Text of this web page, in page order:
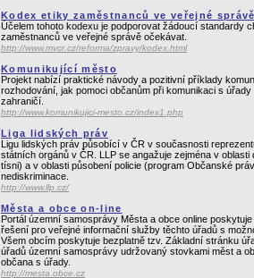
Kodex etiky zaměstnanců ve veřejné
Účelem tohoto kodexu je podporovat žádoucí standardy
zaměstnanců ve veřejné správě očekávat.
http://www.mvcr.cz/reforma/zpravy/kodex.html
Komunikující město
Projekt nabízí praktické návody a pozitivní příklady
rozhodování, jak pomoci občanům při komunikaci s
zahraničí.
http://www.komunikujici-mesto.cz/index1.php
Liga lidských práv
Ligu lidských práv působící v ČR v současnosti
státních orgánů v ČR. LLP se angažuje zejména v
tísni) a v oblasti působení policie (program Občanské
nediskriminace.
http://www.llp.cz/
Města a obce on-line
Portál územní samosprávy Města a obce online
řešení pro veřejné informační služby těchto úřadů s
Všem obcím poskytuje bezplatně tzv. Základní stránku
úřadů územní samosprávy udržovaný stovkami měst a
občana s úřady.
http://mesta.obce.cz